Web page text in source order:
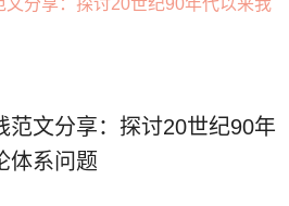
范文分享：探讨20世纪90年
体系问题